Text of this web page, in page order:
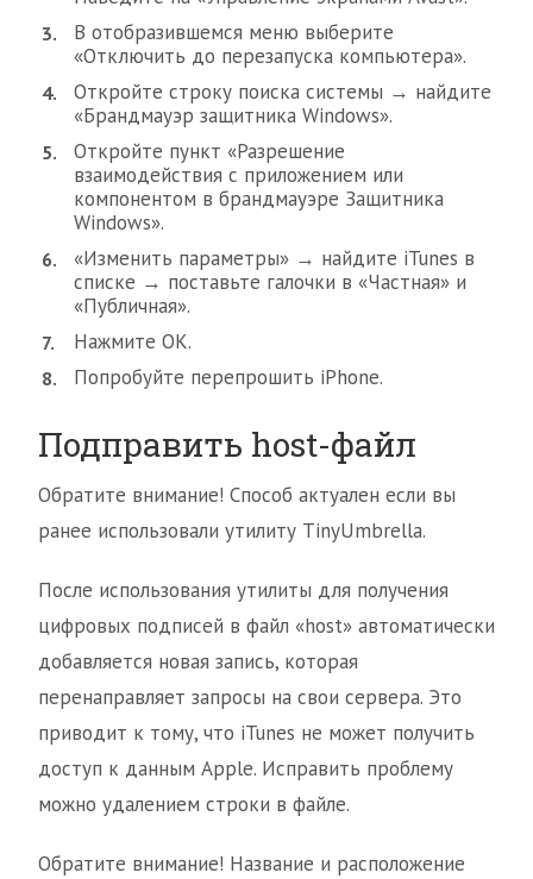
В отобразившемся меню выберите
«Отключить до перезапуска компьютера».
Откройте строку поиска системы → найдите
«Брандмауэр защитника Windows».
Откройте пункт «Разрешение
взаимодействия с приложением или
компонентом в брандмауэре Защитника
Windows».
«Изменить параметры» → найдите iTunes в
списке → поставьте галочки в «Частная» и
«Публичная».
Нажмите ОК.
Попробуйте перепрошить iPhone.
Подправить host-файл
Обратите внимание! Способ актуален если вы
ранее использовали утилиту TinyUmbrella.
После использования утилиты для получения
цифровых подписей в файл «host» автоматически
добавляется новая запись, которая
перенаправляет запросы на свои сервера. Это
приводит к тому, что iTunes не может получить
доступ к данным Apple. Исправить проблему
можно удалением строки в файле.
Обратите внимание! Название и расположение